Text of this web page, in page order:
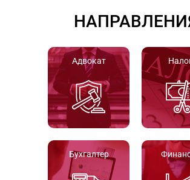
Адвокат
Бухгалтер